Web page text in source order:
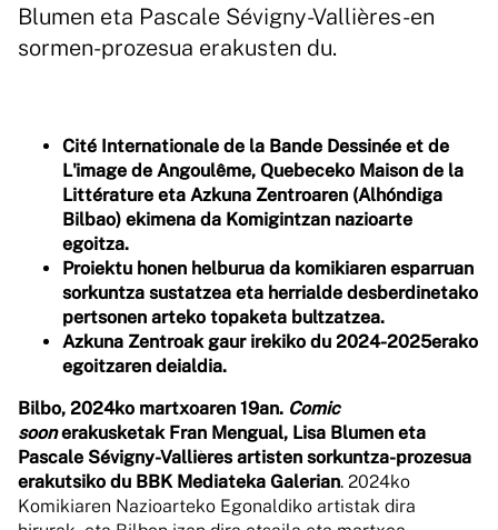
Blumen eta Pascale Sévigny-Vallières-en
sormen-prozesua erakusten du.
Cité Internationale de la Bande Dessinée et de
L'image de Angoulême, Quebeceko Maison de la
Littérature eta Azkuna Zentroaren (Alhóndiga
Bilbao) ekimena da Komigintzan nazioarte
egoitza.
Proiektu honen helburua da komikiaren esparruan
sorkuntza sustatzea eta herrialde desberdinetako
pertsonen arteko topaketa bultzatzea.
Azkuna Zentroak gaur irekiko du 2024-2025erako
egoitzaren deialdia.
Bilbo, 2024ko martxoaren 19an. Comic
soonerakusketak Fran Mengual, Lisa Blumen eta
Pascale Sévigny-Vallières artisten sorkuntza-prozesua
erakutsiko du BBK Mediateka Galerian. 2024ko
Komikiaren Nazioarteko Egonaldiko artistak dira